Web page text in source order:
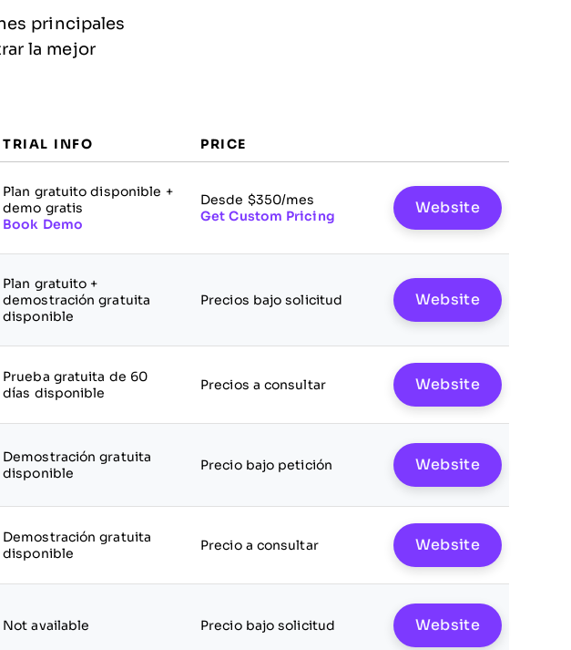
principales
la mejor
TRIAL INFO PRICE
Plan gratuito disponible +
demo gratis
Book Demo
Desde $350/mes
Get Custom Pricing
Website
Plan gratuito +
demostración gratuita
disponible
Precios bajo solicitud Website
Prueba gratuita de 60
días disponible
Precios a consultar Website
Demostración gratuita
disponible
Precio bajo petición Website
Demostración gratuita
disponible
Precio a consultar Website
Not available Precio bajo solicitud Website